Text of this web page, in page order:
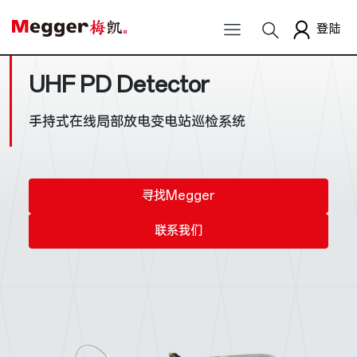
登陆
UHF PD Detector
手持式在线局部放电变电站巡检系统
寻找Megger
联系我们